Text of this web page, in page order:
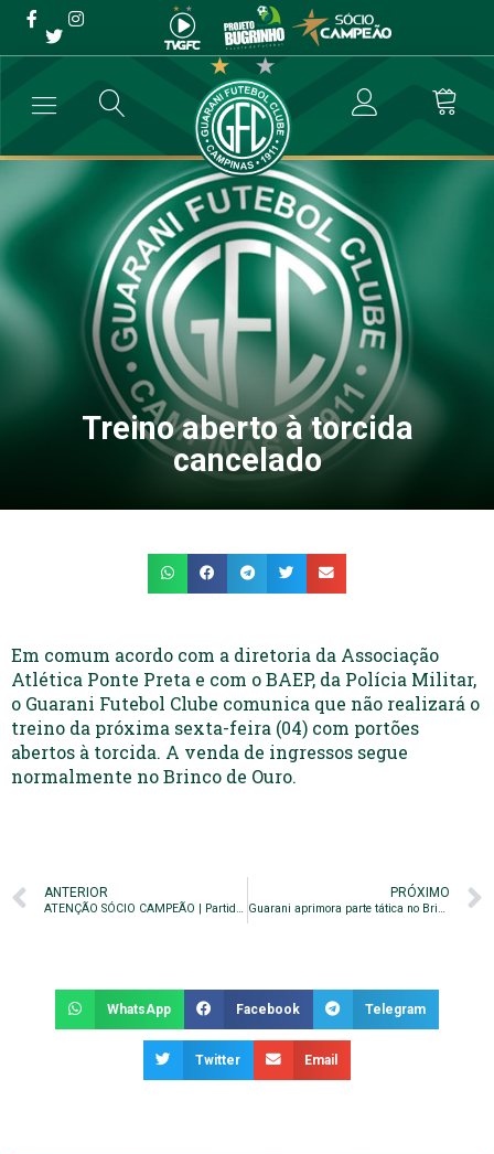
Treino aberto à torcida
cancelado
Futebol Profissional Treino aberto à torcida cancelado
Treino aberto à torcida
cancelado
Em comum acordo com a diretoria da Associação
Atlética Ponte Preta e com o BAEP, da Polícia Militar,
o Guarani Futebol Clube comunica que não realizará o
treino da próxima sexta-feira (04) com portões
abertos à torcida. A venda de ingressos segue
normalmente no Brinco de Ouro.
ANTERIOR
ATENÇÃO SÓCIO CAMPEÃO | Partida Guarani x aapp
PRÓXIMO
Guarani aprimora parte tática no Brinco de Ouro
WhatsApp Facebook Telegram
Twitter Email